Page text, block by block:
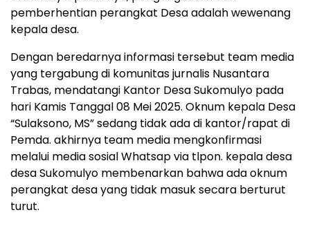
pemberhentian perangkat Desa adalah wewenang
kepala desa.
Dengan beredarnya informasi tersebut team media
yang tergabung di komunitas jurnalis Nusantara
Trabas, mendatangi Kantor Desa Sukomulyo pada
hari Kamis Tanggal 08 Mei 2025. Oknum kepala Desa
“Sulaksono, MS” sedang tidak ada di kantor/rapat di
Pemda. akhirnya team media mengkonfirmasi
melalui media sosial Whatsap via tlpon. kepala desa
desa Sukomulyo membenarkan bahwa ada oknum
perangkat desa yang tidak masuk secara berturut
turut.